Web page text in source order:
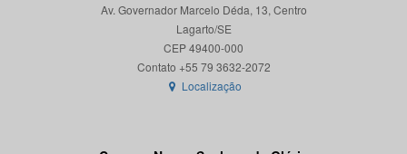
Av. Governador Marcelo Déda, 13, Centro
Lagarto/SE
CEP 49400-000
Localização